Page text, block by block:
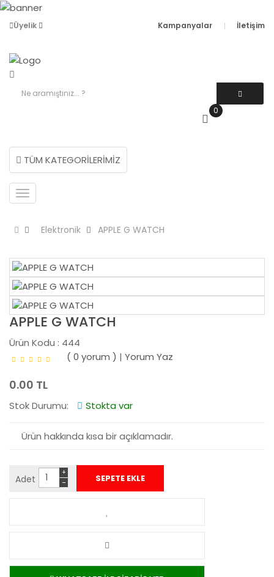
Üyelik Kampanyalar İletişim
0
TÜM KATEGORİLERİMİZ
Elektronik APPLE G WATCH
APPLE G WATCH
Ürün Kodu : 444
( 0 yorum ) | Yorum Yaz
0.00 TL
Stok Durumu: Stokta var
Ürün hakkında kısa bir açıklamadır.
Adet −
+